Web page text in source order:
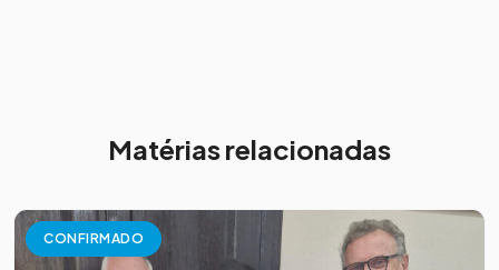
Matérias relacionadas
CONFIRMADO